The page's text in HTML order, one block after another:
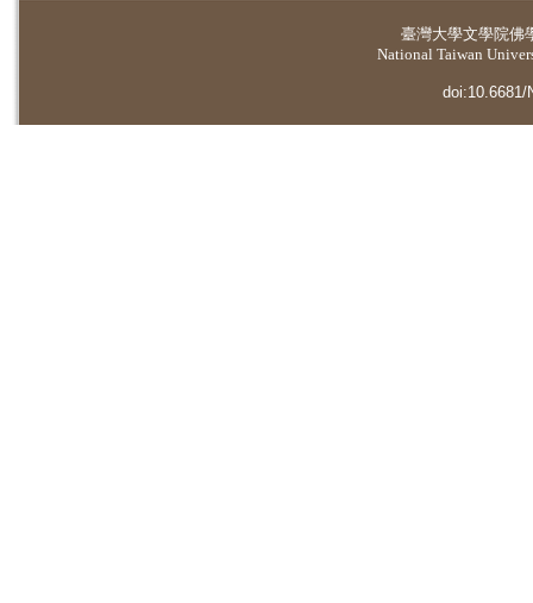
臺灣大學文學院佛
National Taiwan
doi:10.6681/